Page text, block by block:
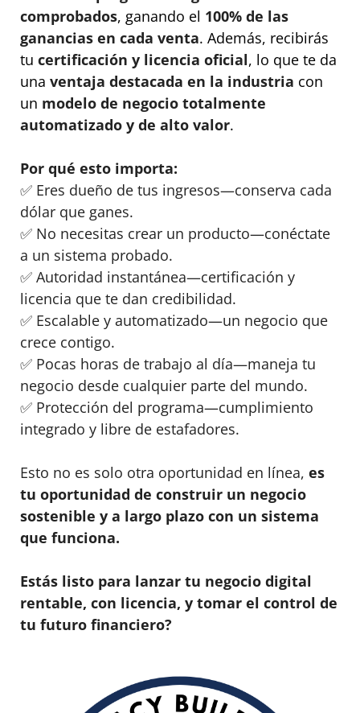
comprobados, ganando el 100% de las
ganancias en cada venta. Además, recibirás
tu certificación y licencia oficial, lo que te da
una ventaja destacada en la industria con
un modelo de negocio totalmente
automatizado y de alto valor.
Por qué esto importa:
✅ Eres dueño de tus ingresos—conserva cada
dólar que ganes.
✅ No necesitas crear un producto—conéctate
a un sistema probado.
✅ Autoridad instantánea—certificación y
licencia que te dan credibilidad.
✅ Escalable y automatizado—un negocio que
crece contigo.
✅ Pocas horas de trabajo al día—maneja tu
negocio desde cualquier parte del mundo.
✅ Protección del programa—cumplimiento
integrado y libre de estafadores.
Esto no es solo otra oportunidad en línea, es
tu oportunidad de construir un negocio
sostenible y a largo plazo con un sistema
que funciona.
Estás listo para lanzar tu negocio digital
rentable, con licencia, y tomar el control de
tu futuro financiero?